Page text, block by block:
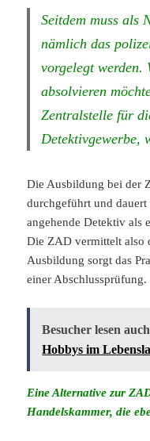
Seitdem muss als
nämlich das
vorgelegt werden.
absolvieren
Zentralstelle für
Detektivgewerbe,
Die Ausbildung bei der
durchgeführt und
angehende Detektiv als
Die ZAD vermittelt also
Ausbildung sorgt das
einer Abschlussprüfung.
Besucher lesen
Hobbys im
Eine Alternative zur
Handelskammer, die